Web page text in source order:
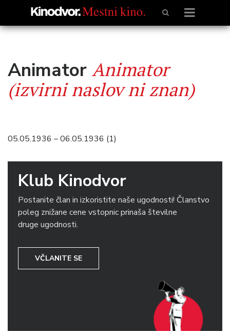
Animator Animator
(izvirni naslov ni znan)
05.05.1936 – 06.05.1936 (1)
Klub Kinodvor
Postanite član in izkoristite naše ugodnosti! Članstvo
poleg znižane cene vstopnic prinaša številne
druge ugodnosti.
VČLANITE SE